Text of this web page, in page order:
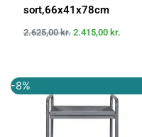
sort,66x41x78cm
2.625,00kr. 2.415,00 kr.
-8%
oprindelige
pris
var:
1.300,00 kr..